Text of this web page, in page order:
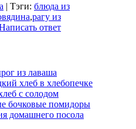
| Тэги: блюда из
,рагу из
ответ
из лаваша
хлеб в хлебопечке
с солодом
бочковые помидоры
домашнего посола